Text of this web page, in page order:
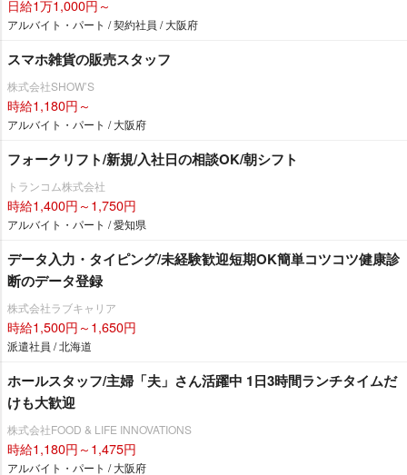
日給1万1,000円～
アルバイト・パート / 契約社員 / 大阪府
スマホ雑貨の販売スタッフ
株式会社SHOW’S
時給1,180円～
アルバイト・パート / 大阪府
フォークリフト/新規/入社日の相談OK/朝シフト
トランコム株式会社
時給1,400円～1,750円
アルバイト・パート / 愛知県
データ入力・タイピング/未経験歓迎短期OK簡単コツコツ健康診
断のデータ登録
株式会社ラブキャリア
時給1,500円～1,650円
派遣社員 / 北海道
ホールスタッフ/主婦「夫」さん活躍中 1日3時間ランチタイムだ
けも大歓迎
株式会社FOOD & LIFE INNOVATIONS
時給1,180円～1,475円
アルバイト・パート / 大阪府